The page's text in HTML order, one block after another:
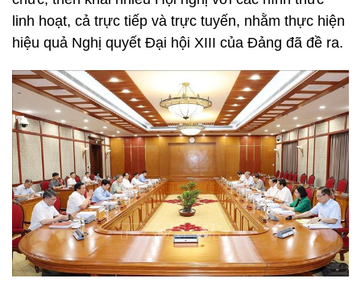
linh hoạt, cả trực tiếp và trực tuyến, nhằm thực hiện
hiệu quả Nghị quyết Đại hội XIII của Đảng đã đề ra.